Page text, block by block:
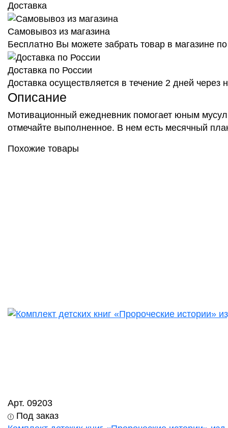
Доставка
Самовывоз из магазина
Бесплатно Вы можете забрать товар в магазине
Доставка по России
Доставка осуществляется в течение 2 дней
Описание
Мотивационный ежедневник помогает юным
отмечайте выполненное. В нем есть месячный
Похожие товары
Арт. 09203
Под заказ